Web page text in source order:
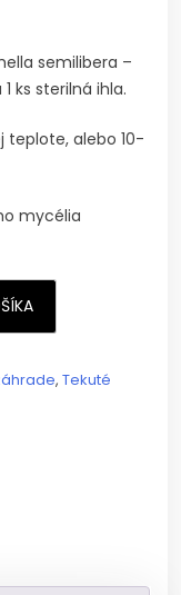
semilibera –
ks sterilná ihla.
teplote, alebo 10-
mycélia
, Tekuté